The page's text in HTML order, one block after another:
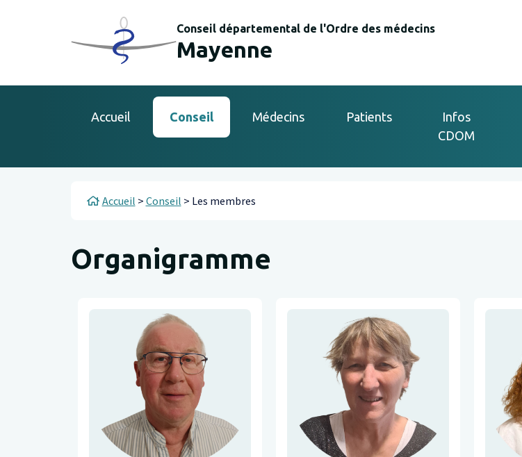
Conseil départemental de l'Ordre des médecins
Mayenne
Main navigation
Accueil Conseil Médecins Patients
Infos
CDOM
Fil d'Ariane
Accueil Conseil Les membres
Organigramme